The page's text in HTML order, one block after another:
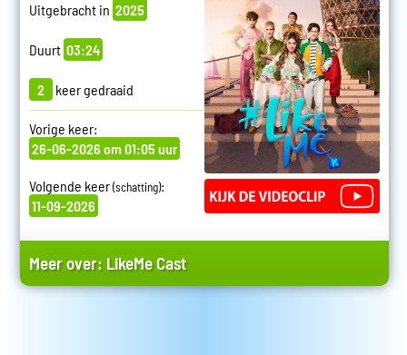
Uitgebracht in 2025
Duurt 03:24
2 keer gedraaid
Vorige keer:
26-06-2026 om 01:05 uur
Volgende keer(schatting):
11-09-2026
Meer over: LikeMe Cast